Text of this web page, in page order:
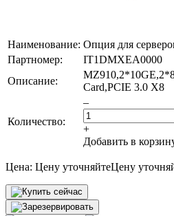
Наименование: Опция для
Партномер:
IT1DMXEA0000
Описание:
Card,PCIE 3.0 X8
Количество:
–
+
Добавить в
Цена: Цену уточняйтеЦену